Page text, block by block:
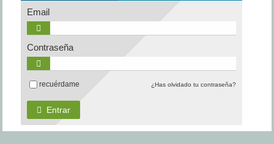
Email
Contraseña
recuérdame ¿Has olvidado tu contraseña?
Entrar